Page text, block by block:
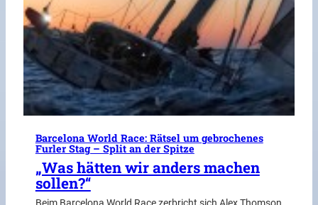
Barcelona World Race: Rätsel um gebrochenes
Furler Stag – Split an der Spitze
„Was hätten wir anders machen
sollen?“